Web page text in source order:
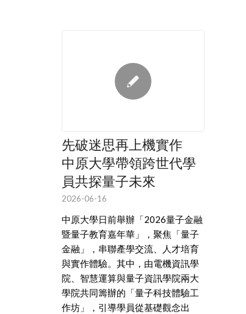
先破迷思再上機實作
中原大學帶領跨世代學
員共探量子未來
2026-06-16
中原大學日前舉辦「2026量子金融
暨量子教育嘉年華」，聚焦「量子
金融」，串聯產學交流、人才培育
與實作體驗。其中，由電機資訊學
院、智慧運算與量子資訊學院兩大
學院共同籌辦的「量子科技體驗工
作坊」，引導學員從基礎觀念出